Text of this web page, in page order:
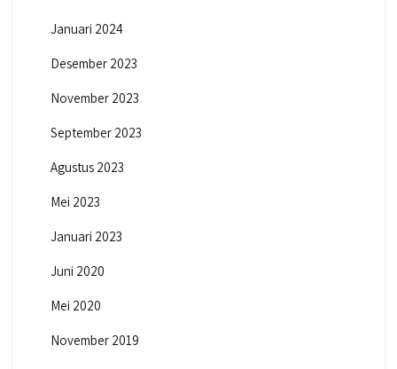
Januari 2024
Desember 2023
November 2023
September 2023
Agustus 2023
Mei 2023
Januari 2023
Juni 2020
Mei 2020
November 2019